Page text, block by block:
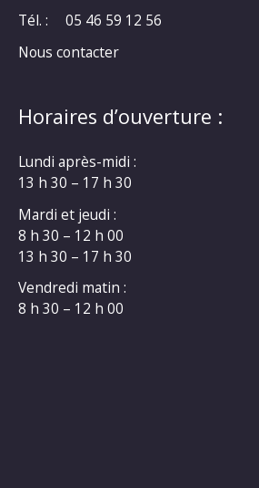
Tél. :
05 46 59 12 56
Nous contacter
Horaires d’ouverture :
Lundi après-midi :
13 h 30 – 17 h 30
Mardi et jeudi :
8 h 30 – 12 h 00
13 h 30 – 17 h 30
Vendredi matin :
8 h 30 – 12 h 00